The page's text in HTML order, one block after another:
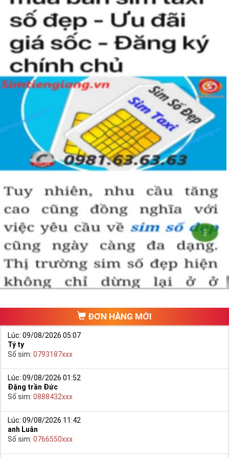
người khác cũng sẽ biết được vị trí của bạn trong xã hội là như thế
nào rồi?
Hướng dẫn mua Sim Tứ Quý 2 tại
Simtiengiang.vn.
Sim Tiền Giang là đơn vị cung cấp
Tứ Quý, sim giá rẻ uy
tín chất lượng.
Chọn mua sim số đẹp thường mất nhiều thời gian ở khoản lựa số,
một số phải vừa đẹp, vừa tốt về phong thủy thì mới là sim hoàn
hảo. Vậy phải làm sao?
- Cách nhanh nhất để chọn mua được Sim Tứ Quý 2 là bạn vào
trang chủ của Sim Tiền Giang, chọn mục “
Sim giảm giá
“ ở ngay đầu
trang chủ. Đây là danh sách sim được đại lý giảm giá vì một số lý
Ngoài ra quý khách chưa ưng ý về Sim Tứ Quý 2 có cũng thể tham
khảo thêm Sim Vinaphone,Sim Gmobile, Sim Tứ Quý Giữa
ĐƠN HÀNG MỚI
Lúc: 09/08/2026 05:07
Tý ty
Số sim: 0793187xxx
Lúc: 09/08/2026 01:52
Đặng trần Đức
Số sim: 0888432xxx
Lúc: 09/08/2026 11:42
anh Luân
Số sim: 0766550xxx